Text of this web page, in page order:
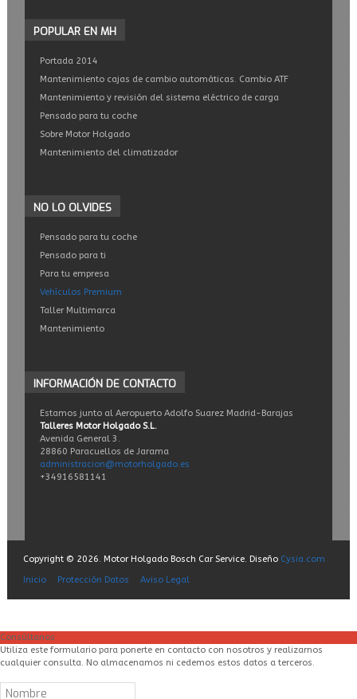
POPULAR EN MH
Portada 2014
Mantenimiento cajas de cambio automáticas. Cambio ATF
Mantenimiento y revisión del sistema eléctrico de carga
Pensado para tu coche
Sobre Motor Holgado
Mantenimiento del climatizador
NO LO OLVIDES
Pensado para tu coche
Pensado para ti
Para tu empresa
Vehículos Premium
Taller Multimarca
Mantenimiento
INFORMACIÓN DE CONTACTO
Estamos junto al Aeropuerto Adolfo Suarez Madrid-Barajas
Talleres Motor Holgado S.L.
Avenida General 3.
28860 Paracuellos de Jarama
administracion@motorholgado.es
+34916581141
Copyright © 2026. Motor Holgado Bosch Car Service. Diseño Cysia.com
Aviso Legal
Protección Datos
Inicio
Consúltanos
Utiliza este formulario para ponerte en contacto con nosotros y realizarnos
cualquier consulta. No almacenamos ni cedemos estos datos a terceros.